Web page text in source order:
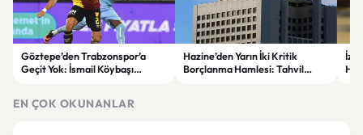
Göztepe’den Trabzonspor’a
Geçit Yok: İsmail Köybaşı
Hazine’den Yarın İki Kritik
Borçlanma Hamlesi: Tahvil
EN ÇOK OKUNANLAR